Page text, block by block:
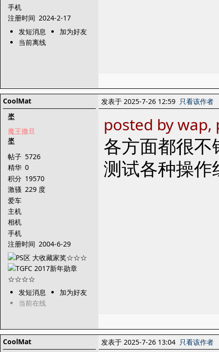
手机
注册时间 2024-2-17
发短消息
加为好友
当前离线
CoolMat
埊
魔王撒旦
埊
帖子 5726
精华 0
积分 19570
激骚 229 度
爱车
主机
相机
手机
注册时间 2004-6-29
发短消息
加为好友
当前在线
发表于 2025-7-26 12:59 只看该作者
posted by
各方面都很
测试各种操作
CoolMat
发表于 2025-7-26 13:04 只看该作者